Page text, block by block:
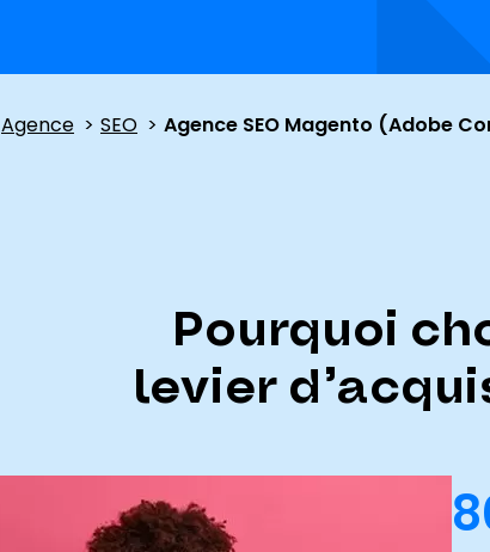
Agence SEO Agence SEO Magento (Adobe
Pourquoi
levier